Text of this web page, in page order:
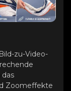
zu-Video-
Zoomeffekte